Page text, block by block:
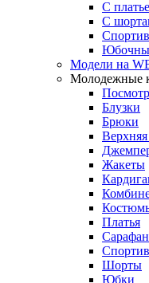
С
С
Модели на
Молодежные
Блузки
Брюки
Жакеты
Платья
Шорты
Юбки